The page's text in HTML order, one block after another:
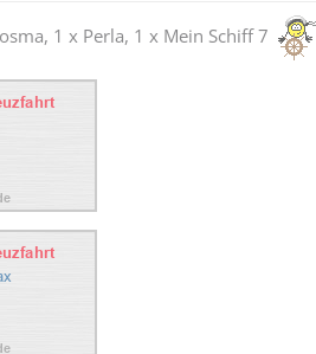
1 x Perla, 1 x Mein Schiff 7